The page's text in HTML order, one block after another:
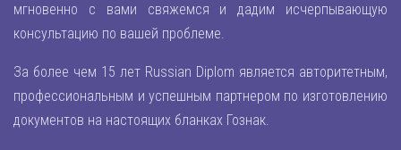
мгновенно с вами свяжемся и дадим исчерпывающую
консультацию по вашей проблеме.
За более чем 15 лет Russian Diplom является авторитетным,
профессиональным и успешным партнером по изготовлению
документов на настоящих бланках Гознак.